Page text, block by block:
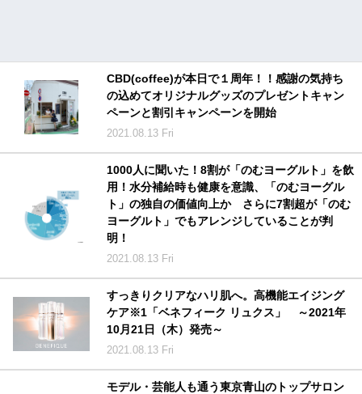
CBD(coffee)が本日で１周年！！感謝の気持ち
の込めてオリジナルグッズのプレゼントキャン
ペーンと割引キャンペーンを開始
2021.08.13 Fri
1000人に聞いた！8割が「のむヨーグルト」を飲
用！水分補給時も健康を意識、「のむヨーグル
ト」の独自の価値向上か さらに7割超が「のむ
ヨーグルト」でもアレンジしていることが判
明！
2021.08.13 Fri
すっきりクリアなハリ肌へ。高機能エイジング
ケア※1「ベネフィーク リュクス」 ～2021年
10月21日（木）発売～
2021.08.13 Fri
モデル・芸能人も通う東京青山のトップサロン